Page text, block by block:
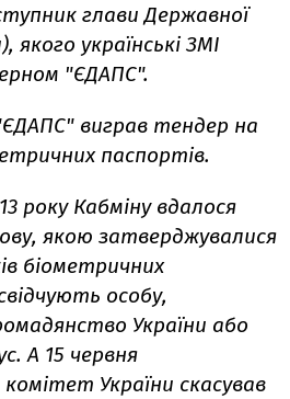
глави Державної
якого українські ЗМІ
"ЄДАПС".
виграв тендер на
паспортів.
року Кабміну вдалося
якою затверджувалися
біометричних
особу,
України або
А 15 червня
України скасував